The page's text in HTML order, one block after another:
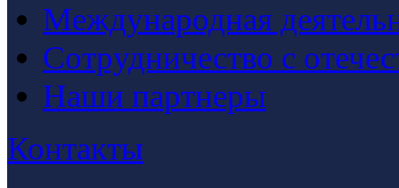
Международная
Сотрудничество с
Наши партнеры
Контакты